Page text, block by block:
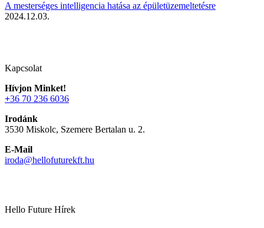
A mesterséges intelligencia hatása az épületüzemeltetésre
2024.12.03.
Kapcsolat
Hívjon Minket!
+36 70 236 6036
Irodánk
3530 Miskolc, Szemere Bertalan u. 2.
E-Mail
iroda@hellofuturekft.hu
Hello Future Hírek